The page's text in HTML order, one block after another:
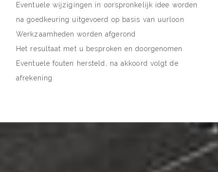
Eventuele wijzigingen in oorspronkelijk idee worden
na goedkeuring uitgevoerd op basis van uurloon
Werkzaamheden worden afgerond
Het resultaat met u besproken en doorgenomen
Eventuele fouten hersteld, na akkoord volgt de
afrekening